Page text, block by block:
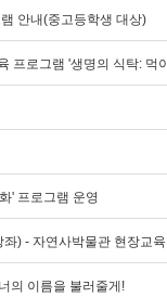
안내(중고등학생 대상)
프로그램 '생명의 식탁: 먹
' 프로그램 운영
좌) - 자연사박물관 현장교
의 이름을 불러줄게!